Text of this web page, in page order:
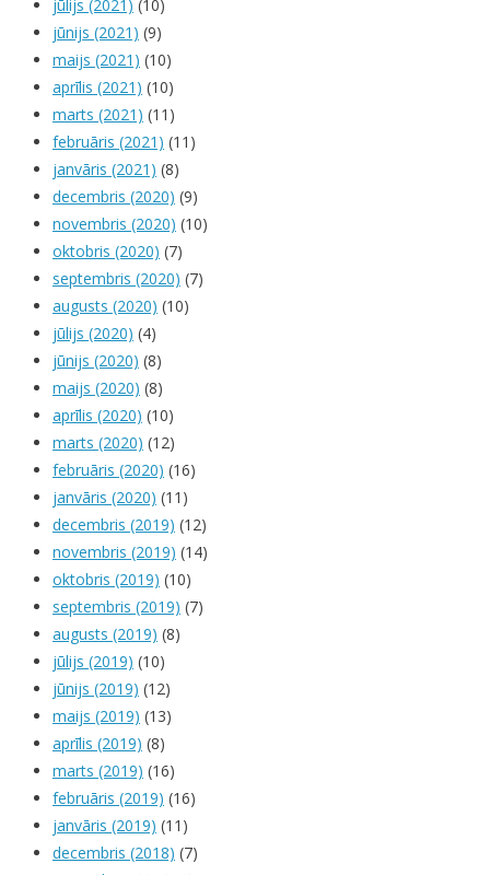
jūlijs (2021) (10)
jūnijs (2021) (9)
maijs (2021) (10)
aprīlis (2021) (10)
marts (2021) (11)
februāris (2021) (11)
janvāris (2021) (8)
decembris (2020) (9)
novembris (2020) (10)
oktobris (2020) (7)
septembris (2020) (7)
augusts (2020) (10)
jūlijs (2020) (4)
jūnijs (2020) (8)
maijs (2020) (8)
aprīlis (2020) (10)
marts (2020) (12)
februāris (2020) (16)
janvāris (2020) (11)
decembris (2019) (12)
novembris (2019) (14)
oktobris (2019) (10)
septembris (2019) (7)
augusts (2019) (8)
jūlijs (2019) (10)
jūnijs (2019) (12)
maijs (2019) (13)
aprīlis (2019) (8)
marts (2019) (16)
februāris (2019) (16)
janvāris (2019) (11)
decembris (2018) (7)